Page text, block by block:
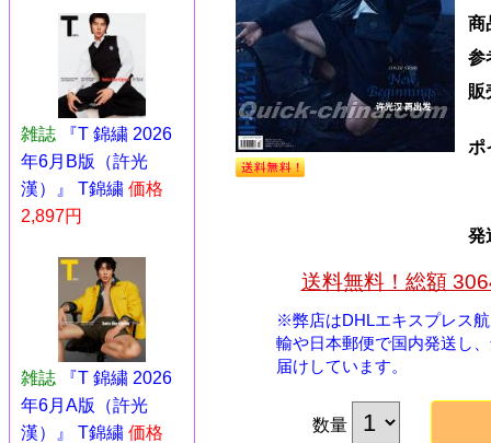
雑誌
『T 錦繍 2026
年6月B版（許光
漢）』 T錦繍 価格
2,897円
雑誌
『T 錦繍 2026
年6月A版（許光
漢）』 T錦繍 価格
商
参
販
ポ
発
送料無料！総額
※弊店はDHLエキスプレス
輸や日本郵便で国内発送し
届けしています。
数量